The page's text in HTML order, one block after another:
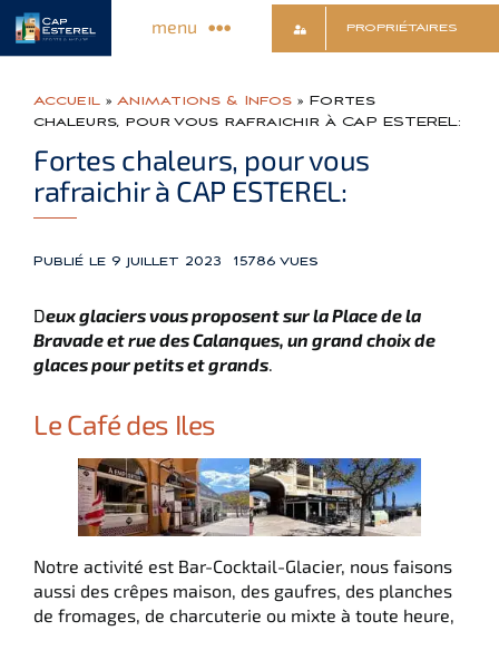
Passer
au
contenu
menu
Commerces & Services
Sports & Détente
Culture & Loisirs
Italiano
English
PROPRIÉTAIRES
Accueil» Animations & Infos» Fortes
chaleurs, pour vous rafraichir à CAP ESTEREL:
Fortes chaleurs, pour vous
rafraichir à CAP ESTEREL:
Publié le 9 juillet 2023 15786 vues
Deux glaciers vous proposent sur la Place de la
Bravade et rue des Calanques, un grand choix de
glaces pour petits et grands.
Le Café des Iles
Notre activité est Bar-Cocktail-Glacier, nous faisons
aussi des crêpes maison, des gaufres, des planches
de fromages, de charcuterie ou mixte à toute heure,